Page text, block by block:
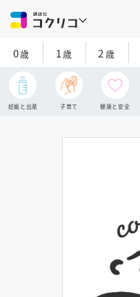
0歳 1歳 2 歳
妊娠と出産 子育て 健康と安全